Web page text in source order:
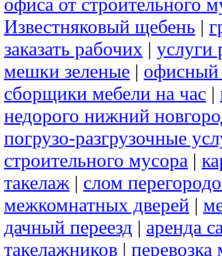
офиса от строительного
Известняковый щебень |
заказать рабочих | услуги
мешки зеленые | офисный
сборщики мебели на час |
недорого нижний
погрузо-разгрузочные
строительного мусора |
такелаж | слом
межкомнатных дверей |
дачный переезд | аренда
такелажников |